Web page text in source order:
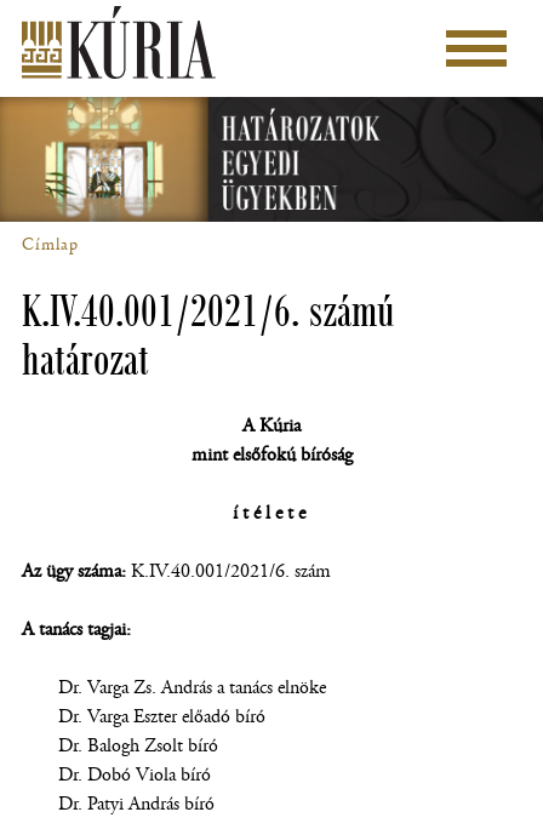
tartalomra
Főmenü
Címlap
K.IV.40.001/2021/6. számú
határozat
A Kúria
mint elsőfokú bíróság
ítélete
Az ügy száma:K.IV.40.001/2021/6. szám
A tanács tagjai:
Dr. Varga Zs. András a tanács elnöke
Dr. Varga Eszter előadó bíró
Dr. Balogh Zsolt bíró
Dr. Dobó Viola bíró
Dr. Patyi András bíró